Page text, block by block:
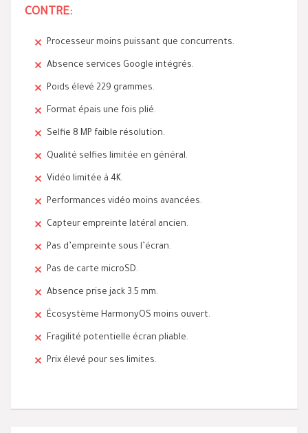
CONTRE:
Processeur moins puissant que concurrents.
Absence services Google intégrés.
Poids élevé 229 grammes.
Format épais une fois plié.
Selfie 8 MP faible résolution.
Qualité selfies limitée en général.
Vidéo limitée à 4K.
Performances vidéo moins avancées.
Capteur empreinte latéral ancien.
Pas d’empreinte sous l’écran.
Pas de carte microSD.
Absence prise jack 3.5 mm.
Écosystème HarmonyOS moins ouvert.
Fragilité potentielle écran pliable.
Prix élevé pour ses limites.